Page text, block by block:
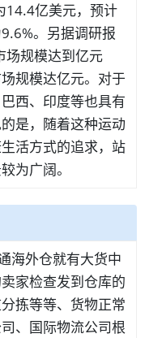
14.4亿美元，预计
。另据调研报
场规模达到亿元
规模达亿元。对于
西、印度等也具有
是，随着这种运动
活方式的追求，站
为广阔。
海外仓就有大货中
家检查发到仓库的
拣等等、货物正常
、国际物流公司根